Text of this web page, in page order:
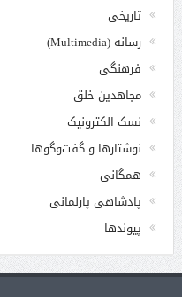
تاریخی
رسانه (Multimedia)
فرهنگی
مجاهدین خلق
نسک الکترونیک
نوشتارها و گفت‌وگوها
همگانی
پادشاهی پارلمانی
پیوندها